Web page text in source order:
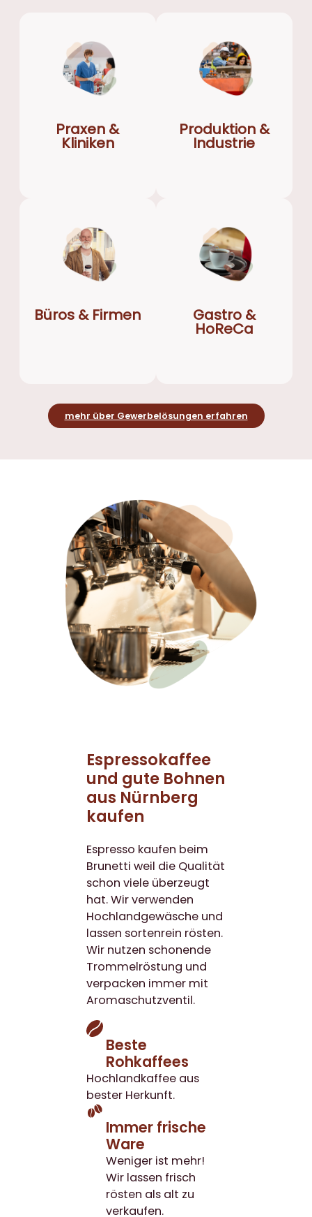
Praxen &
Kliniken
Produktion &
Industrie
Büros & Firmen Gastro &
HoReCa
mehr über Gewerbelösungen erfahren
Espressokaffee
und gute Bohnen
aus Nürnberg
kaufen
Espresso kaufen beim
Brunetti weil die Qualität
schon viele überzeugt
hat. Wir verwenden
Hochlandgewäsche und
lassen sortenrein rösten.
Wir nutzen schonende
Trommelröstung und
verpacken immer mit
Aromaschutzventil.
Beste
Rohkaffees
Hochlandkaffee aus
bester Herkunft.
Immer frische
Ware
Weniger ist mehr!
Wir lassen frisch
rösten als alt zu
verkaufen.